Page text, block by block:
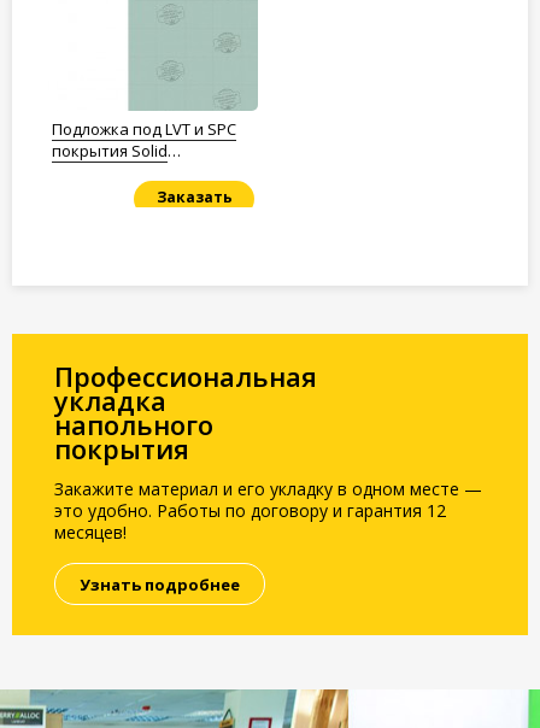
Подложка под LVT и SPC
покрытия Solid
Заказать
Профессиональная
укладка
напольного
покрытия
Закажите материал и его укладку в одном месте —
это удобно. Работы по договору и гарантия 12
месяцев!
Узнать подробнее